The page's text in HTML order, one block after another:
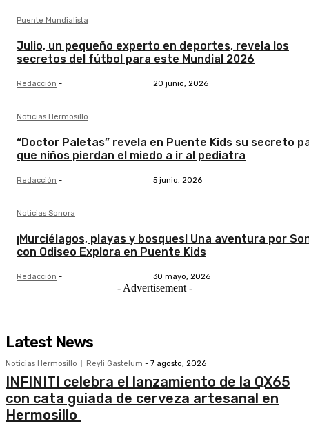
Puente Mundialista
Julio, un pequeño experto en deportes, revela los
secretos del fútbol para este Mundial 2026
Redacción - 20 junio, 2026
Noticias Hermosillo
“Doctor Paletas” revela en Puente Kids su secreto
que niños pierdan el miedo a ir al pediatra
Redacción - 5 junio, 2026
Noticias Sonora
¡Murciélagos, playas y bosques! Una aventura por
con Odiseo Explora en Puente Kids
Redacción - 30 mayo, 2026
- Advertisement -
Latest News
Noticias Hermosillo Reyli Gastelum - 7 agosto, 2026
INFINITI celebra el lanzamiento de la QX65
con cata guiada de cerveza artesanal en
Hermosillo